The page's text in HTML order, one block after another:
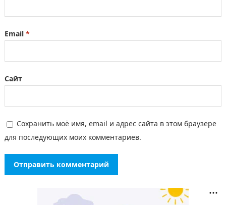
Email *
Сайт
Сохранить моё имя, email и адрес сайта в этом браузере
для последующих моих комментариев.